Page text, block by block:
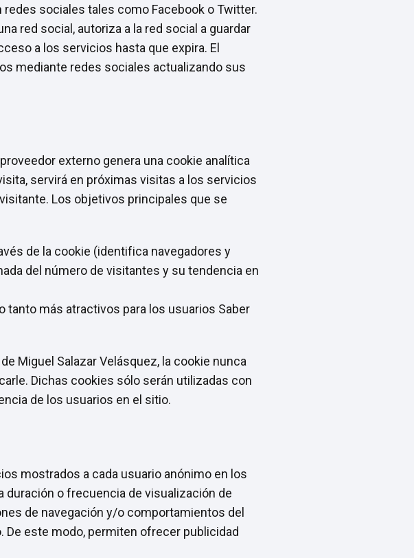
sociales tales como Facebook o Twitter.
red social, autoriza a la red social a guardar
a los servicios hasta que expira. El
mediante redes sociales actualizando sus
externo genera una cookie analítica
servirá en próximas visitas a los servicios
Los objetivos principales que se
de la cookie (identifica navegadores y
del número de visitantes y su tendencia en
más atractivos para los usuarios Saber
Miguel Salazar Velásquez, la cookie nunca
Dichas cookies sólo serán utilizadas con
de los usuarios en el sitio.
mostrados a cada usuario anónimo en los
duración o frecuencia de visualización de
de navegación y/o comportamientos del
De este modo, permiten ofrecer publicidad